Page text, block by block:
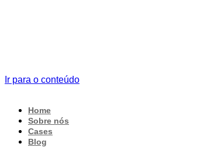
Ir para o conteúdo
Home
Sobre nós
Cases
Blog